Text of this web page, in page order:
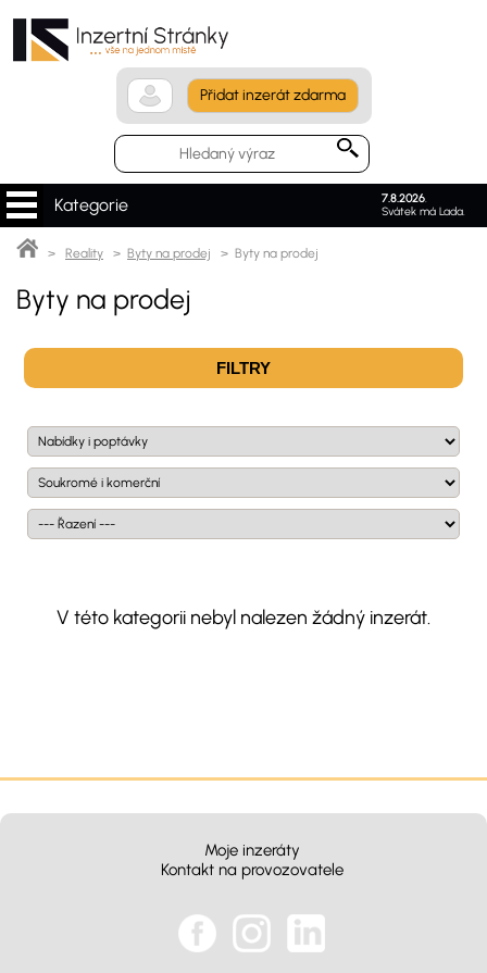
Přidat inzerát zdarma
7.8.2026.
Svátek má Lada.
Kategorie
> Reality > Byty na prodej > Byty na prodej
Byty na prodej
FILTRY
V této kategorii nebyl nalezen žádný inzerát.
Moje inzeráty
Kontakt na provozovatele